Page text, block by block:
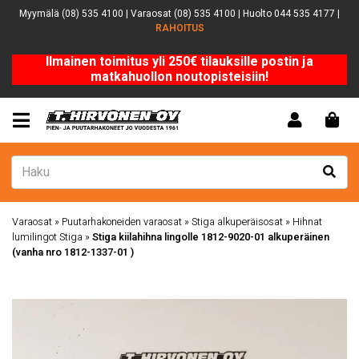
Myymälä (08) 535 4100 | Varaosat (08) 535 4100 | Huolto 044 535 4177 |
RAHOITUS
Ilmainen toimitus yli 250€ tilauksille postin ja
matkahuollon noutopisteisiin!
Varaosat » Puutarhakoneiden varaosat »Stiga alkuperäisosat » Hihnat
lumilingot Stiga »Stiga kiilahihna lingolle 1812-9020-01 alkuperäinen
(vanha nro 1812-1337-01 )